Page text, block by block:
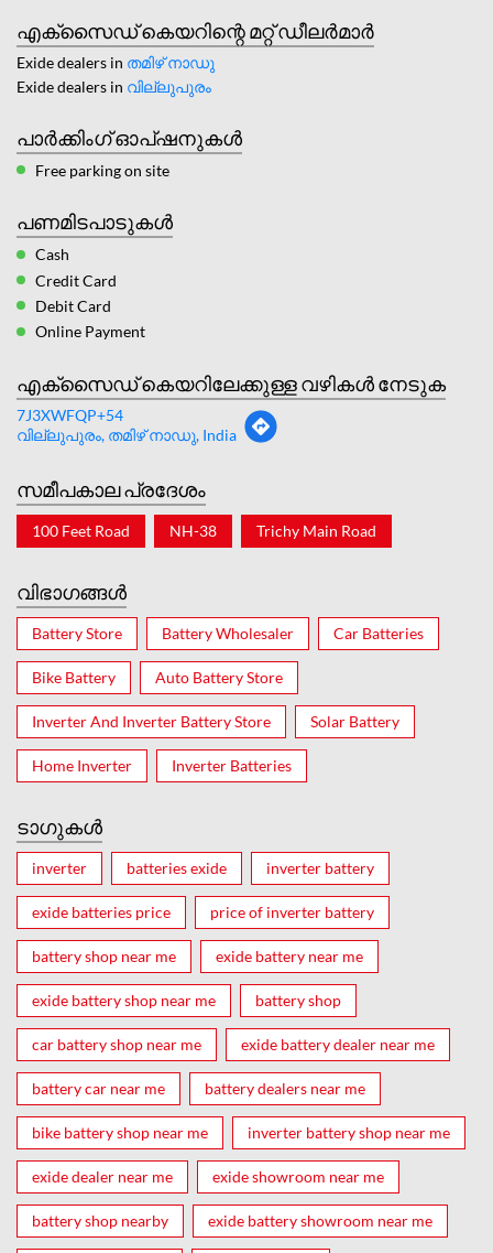
എക്സൈഡ് കെയറിന്റെ മറ്റ് ഡീലർമാർ
Exide dealers in തമിഴ് നാഡു
Exide dealers in വില്ലുപുരം
പാർക്കിംഗ് ഓപ്ഷനുകൾ
Free parking on site
പണമിടപാടുകൾ
Cash
Credit Card
Debit Card
Online Payment
എക്സൈഡ് കെയറിലേക്കുള്ള വഴികൾ നേടുക
7J3XWFQP+54
വില്ലുപുരം, തമിഴ് നാഡു, India
സമീപകാല പ്രദേശം
100 Feet Road NH-38 Trichy Main Road
വിഭാഗങ്ങൾ
Battery Store Battery Wholesaler Car Batteries
Bike Battery Auto Battery Store
Inverter And Inverter Battery Store Solar Battery
Home Inverter Inverter Batteries
ടാഗുകൾ
inverter batteries exide inverter battery
exide batteries price price of inverter battery
battery shop near me exide battery near me
exide battery shop near me battery shop
car battery shop near me exide battery dealer near me
battery car near me battery dealers near me
bike battery shop near me inverter battery shop near me
exide dealer near me exide showroom near me
battery shop nearby exide battery showroom near me